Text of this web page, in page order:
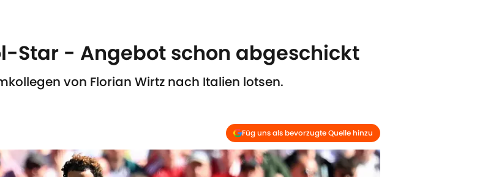
Star - Angebot schon abgeschickt
von Florian Wirtz nach Italien lotsen.
Füg uns als bevorzugte Quelle hinzu